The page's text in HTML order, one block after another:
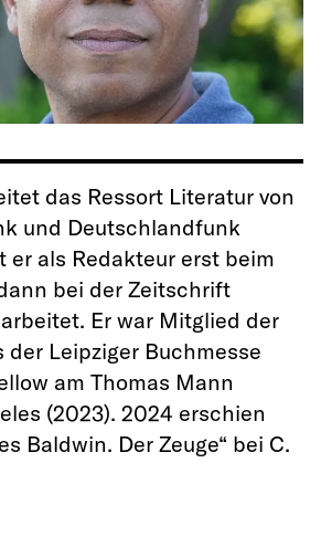
das Ressort Literatur von
und Deutschlandfunk
er als Redakteur erst beim
bei der Zeitschrift
Er war Mitglied der
der Leipziger Buchmesse
am Thomas Mann
(2023). 2024 erschien
Baldwin. Der Zeuge“ bei C.